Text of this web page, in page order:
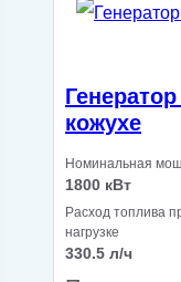
кожухе
Номинальная
1800 кВт
Расход топлива
нагрузке
330.5 л/ч